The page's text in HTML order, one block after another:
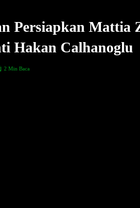
Persiapkan Mattia
Hakan Calhanoglu
2 Min Baca